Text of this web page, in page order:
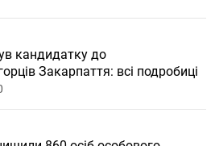
кандидатку до
Закарпаття: всі подробиці